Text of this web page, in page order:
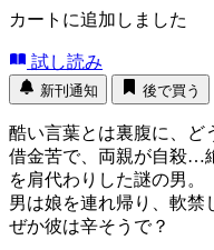
カートに追加しました
試し読み
新刊通知 後で買う
酷い言葉とは裏腹に、
借金苦で、両親が自殺…
を肩代わりした謎の男。
男は娘を連れ帰り、軟
ぜか彼は辛そうで？